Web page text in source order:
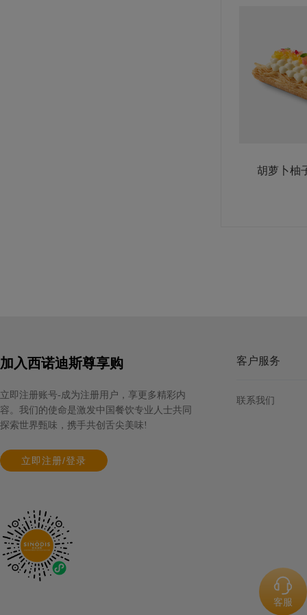
胡萝卜柚
加入西诺迪斯尊享购
立即注册账号-成为注册用户，享更多精彩内
容。我们的使命是激发中国餐饮专业人士共同
探索世界甄味，携手共创舌尖美味!
立即注册/登录
客户服务
联系我们
客服